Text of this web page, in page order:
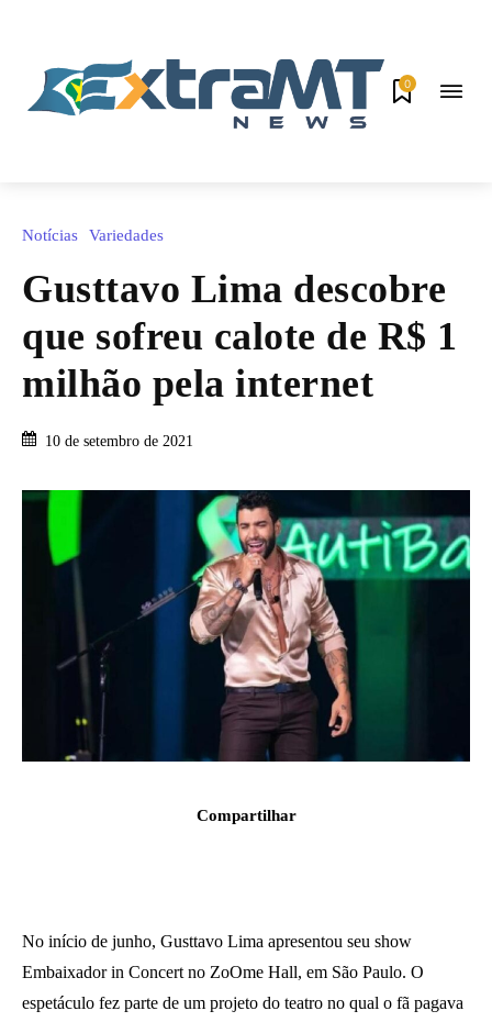
0
Notícias Variedades
Gusttavo Lima descobre
que sofreu calote de R$ 1
milhão pela internet
10 de setembro de 2021
Compartilhar
No início de junho, Gusttavo Lima apresentou seu show
Embaixador in Concert no ZoOme Hall, em São Paulo. O
espetáculo fez parte de um projeto do teatro no qual o fã pagava